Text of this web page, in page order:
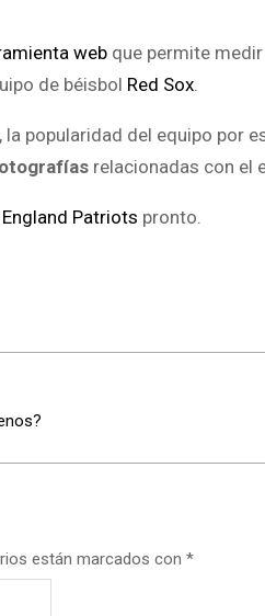
web que permite
de béisbol Red Sox.
popularidad del equipo por
relacionadas con el
Patriots pronto.
están marcados con *